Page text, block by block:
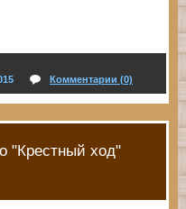
Комментарии (0)
"Крестный ход"